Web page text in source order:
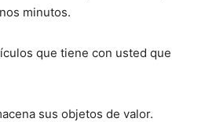
minutos.
que tiene con usted que
sus objetos de valor.